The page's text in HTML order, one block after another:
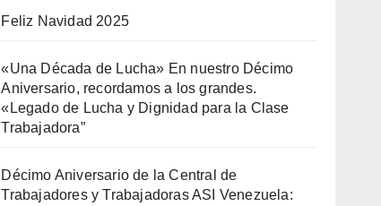
Feliz Navidad 2025
«Una Década de Lucha» En nuestro Décimo
Aniversario, recordamos a los grandes.
«Legado de Lucha y Dignidad para la Clase
Trabajadora”
Décimo Aniversario de la Central de
Trabajadores y Trabajadoras ASI Venezuela: